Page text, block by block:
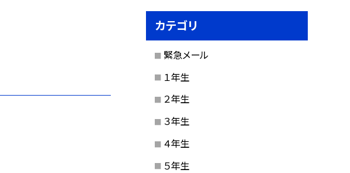
カテゴリ
緊急メール
１年生
２年生
３年生
４年生
５年生